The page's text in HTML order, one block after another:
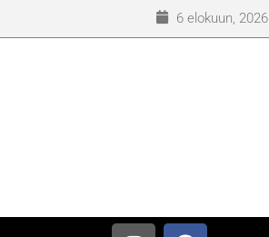
6 elokuun, 2026